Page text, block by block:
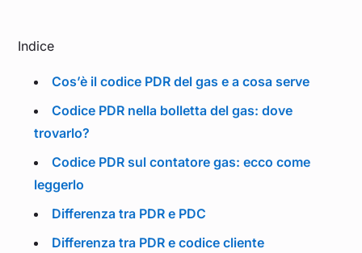
Indice
Cos’è il codice PDR del gas e a cosa serve
Codice PDR nella bolletta del gas: dove
trovarlo?
Codice PDR sul contatore gas: ecco come
leggerlo
Differenza tra PDR e PDC
Differenza tra PDR e codice cliente